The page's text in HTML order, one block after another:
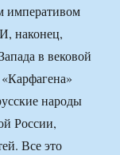
императивом
наконец,
в вековой
народы
России,
Все это